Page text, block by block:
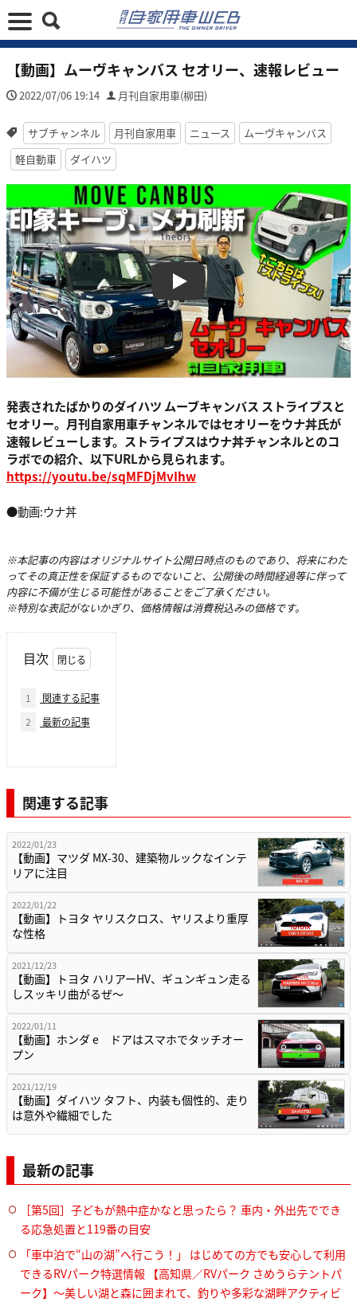
【動画】ムーヴキャンバス セオリー、速報レビュー
2022/07/06 19:14 月刊自家用車(柳田)
サブチャンネル 月刊自家用車 ニュース
ムーヴキャンバス
軽自動車
ダイハツ
Play
発表されたばかりのダイハツ ムーブキャンバス ストライプスと
セオリー。月刊自家用車チャンネルではセオリーをウナ丼氏が
速報レビューします。ストライプスはウナ丼チャンネルとのコ
ラボでの紹介、以下URLから見られます。
https://youtu.be/sqMFDjMvIhw
●動画:ウナ丼
※本記事の内容はオリジナルサイト公開日時点のものであり、将来にわた
ってその真正性を保証するものでないこと、公開後の時間経過等に伴って
内容に不備が生じる可能性があることをご了承ください。
※特別な表記がないかぎり、価格情報は消費税込みの価格です。
目次
1
関連する記事
2
最新の記事
関連する記事
2022/01/23
【動画】マツダ MX-30、建築物ルックなインテ
リアに注目
2022/01/22
【動画】トヨタ ヤリスクロス、ヤリスより重厚
な性格
2021/12/23
【動画】トヨタ ハリアーHV、ギュンギュン走る
しスッキリ曲がるぜ〜
2022/01/11
【動画】ホンダ e ドアはスマホでタッチオー
プン
2021/12/19
【動画】ダイハツ タフト、内装も個性的、走り
は意外や繊細でした
最新の記事
［第5回］子どもが熱中症かなと思ったら？ 車内・外出先ででき
る応急処置と119番の目安
「車中泊で“山の湖”へ行こう！」 はじめての方でも安心して利用
できるRVパーク特選情報 【高知県／RVパーク さめうらテントパ
ーク】～美しい湖と森に囲まれて、釣りや多彩な湖畔アクティビ